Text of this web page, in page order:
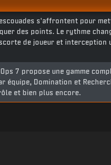
s'affrontent pour
des points. Le rythme
de joueur et interception
7 propose une gamme
équipe, Domination et
et bien plus encore.